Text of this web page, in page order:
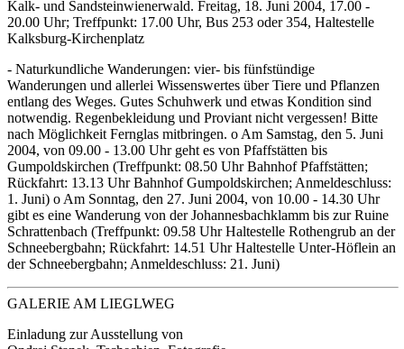
Kalk- und Sandsteinwienerwald. Freitag, 18. Juni 2004, 17.00 -
20.00 Uhr; Treffpunkt: 17.00 Uhr, Bus 253 oder 354, Haltestelle
Kalksburg-Kirchenplatz
- Naturkundliche Wanderungen: vier- bis fünfstündige
Wanderungen und allerlei Wissenswertes über Tiere und Pflanzen
entlang des Weges. Gutes Schuhwerk und etwas Kondition sind
notwendig. Regenbekleidung und Proviant nicht vergessen! Bitte
nach Möglichkeit Fernglas mitbringen. o Am Samstag, den 5. Juni
2004, von 09.00 - 13.00 Uhr geht es von Pfaffstätten bis
Gumpoldskirchen (Treffpunkt: 08.50 Uhr Bahnhof Pfaffstätten;
Rückfahrt: 13.13 Uhr Bahnhof Gumpoldskirchen; Anmeldeschluss:
1. Juni) o Am Sonntag, den 27. Juni 2004, von 10.00 - 14.30 Uhr
gibt es eine Wanderung von der Johannesbachklamm bis zur Ruine
Schrattenbach (Treffpunkt: 09.58 Uhr Haltestelle Rothengrub an der
Schneebergbahn; Rückfahrt: 14.51 Uhr Haltestelle Unter-Höflein an
der Schneebergbahn; Anmeldeschluss: 21. Juni)
GALERIE AM LIEGLWEG
Einladung zur Ausstellung von